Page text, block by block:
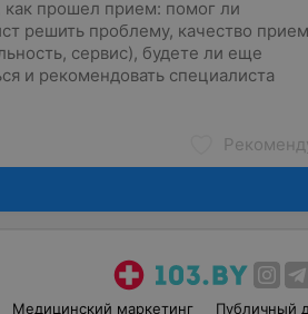
Медицинский маркетинг Публичный